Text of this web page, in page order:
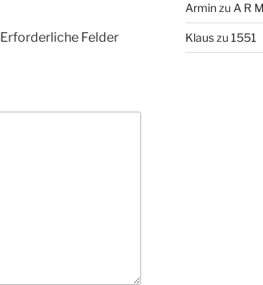
Erforderliche Felder
Arminzu A R
Klauszu 1551